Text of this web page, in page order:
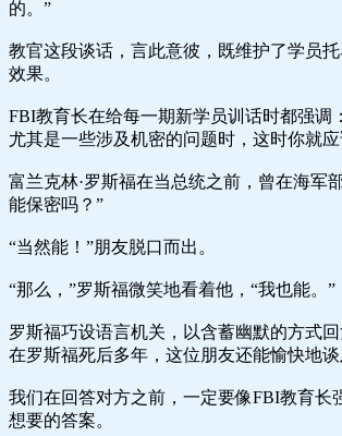
的。”
教官这段谈话，言此意彼，既维护了学员
效果。
FBI教育长在给每一期新学员训话时都强调
尤其是一些涉及机密的问题时，这时你就
富兰克林·罗斯福在当总统之前，曾在海军
能保密吗？”
“当然能！”朋友脱口而出。
“那么，”罗斯福微笑地看着他，“我也能。”
罗斯福巧设语言机关，以含蓄幽默的方式
在罗斯福死后多年，这位朋友还能愉快地谈
我们在回答对方之前，一定要像FBI教育长
想要的答案。